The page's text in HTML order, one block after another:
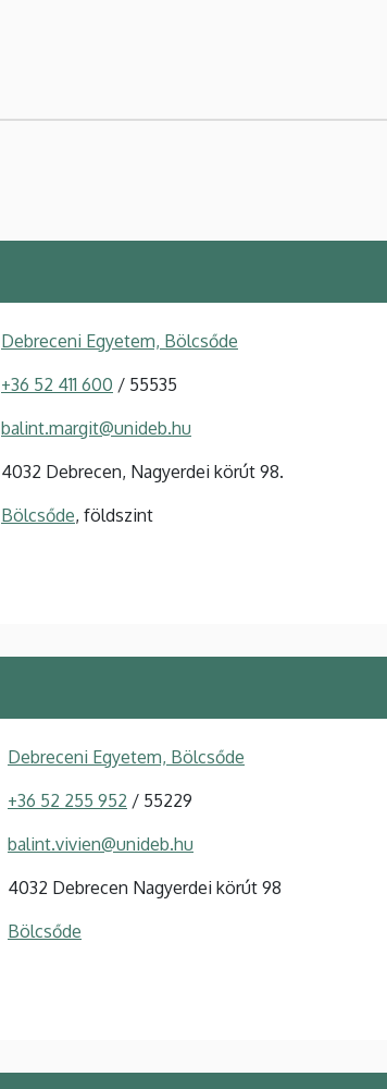
Debreceni Egyetem, Bölcsőde
+36 52 411 600 / 55535
balint.margit@unideb.hu
4032 Debrecen, Nagyerdei körút 98.
Bölcsőde, földszint
Debreceni Egyetem, Bölcsőde
+36 52 255 952 / 55229
balint.vivien@unideb.hu
4032 Debrecen Nagyerdei körút 98
Bölcsőde